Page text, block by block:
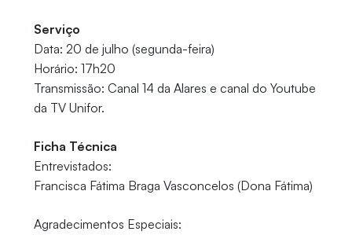
Serviço
Data: 20 de julho (segunda-feira)
Horário: 17h20
Transmissão: Canal 14 da Alares e canal do Youtube
da TV Unifor.
Ficha Técnica
Entrevistados:
Francisca Fátima Braga Vasconcelos (Dona Fátima)
Agradecimentos Especiais: